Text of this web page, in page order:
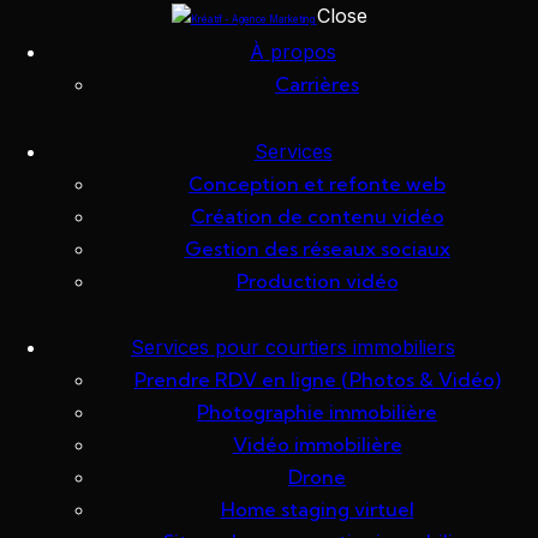
Skip to footer
Close
À propos
Carrières
Services
Conception et refonte web
Création de contenu vidéo
Gestion des réseaux sociaux
Production vidéo
Services pour courtiers immobiliers
Prendre RDV en ligne (Photos & Vidéo)
Photographie immobilière
Vidéo immobilière
Drone
Home staging virtuel
Équipe
Jessica
Goyette